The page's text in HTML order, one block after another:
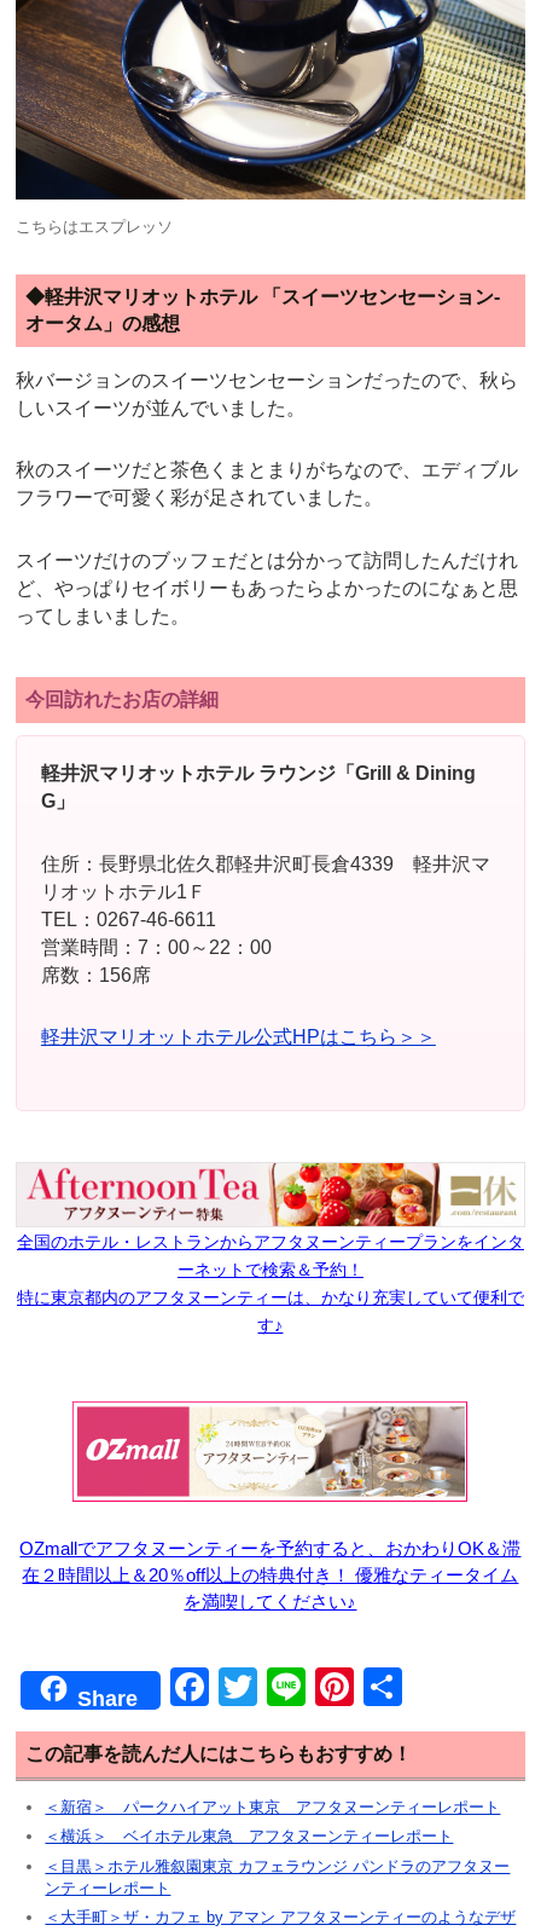
こちらはエスプレッソ
◆軽井沢マリオットホテル 「スイーツセンセーション-
オータム」の感想
秋バージョンのスイーツセンセーションだったので、秋ら
しいスイーツが並んでいました。
秋のスイーツだと茶色くまとまりがちなので、エディブル
フラワーで可愛く彩が足されていました。
スイーツだけのブッフェだとは分かって訪問したんだけれ
ど、やっぱりセイボリーもあったらよかったのになぁと思
ってしまいました。
今回訪れたお店の詳細
軽井沢マリオットホテル ラウンジ「Grill & Dining
G」
住所：長野県北佐久郡軽井沢町長倉4339 軽井沢マ
リオットホテル1Ｆ
TEL：0267-46-6611
営業時間：7：00～22：00
席数：156席
軽井沢マリオットホテル公式HPはこちら＞＞
全国のホテル・レストランからアフタヌーンティープランをインタ
ーネットで検索＆予約！
特に東京都内のアフタヌーンティーは、かなり充実していて便利で
す♪
OZmallでアフタヌーンティーを予約すると、おかわりOK＆滞
在２時間以上＆20％off以上の特典付き！ 優雅なティータイム
を満喫してください♪
Share
F
a
c
e
b
o
o
T
wi
tt
er
Li
n
e
Pi
nt
er
e
st
有
この記事を読んだ人にはこちらもおすすめ！
＜新宿＞ パークハイアット東京 アフタヌーンティーレポート
＜横浜＞ ベイホテル東急 アフタヌーンティーレポート
＜目黒＞ホテル雅叙園東京 カフェラウンジ パンドラのアフタヌー
ンティーレポート
＜大手町＞ザ・カフェ by アマン アフタヌーンティーのようなデザ